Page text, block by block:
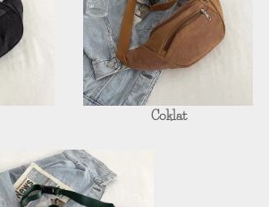
Coklat